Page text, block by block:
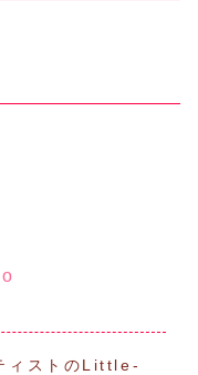
ィストのLittle-